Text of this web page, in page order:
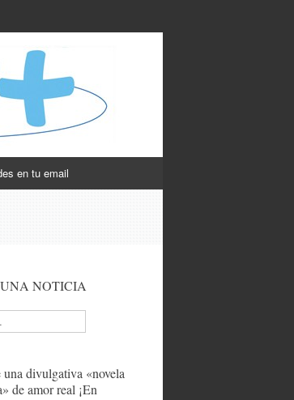
en tu email
NOTICIA
una divulgativa «novela
de amor real ¡En